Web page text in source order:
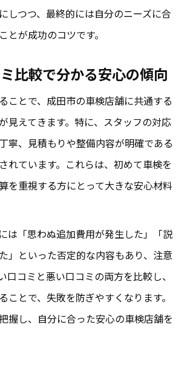
しつつ、最終的には自分のニーズに合
とが成功のコツです。
比較で分かる安心の傾向
ことで、成田市の車検店舗に共通する
見えてきます。特に、スタッフの対応
寧、見積もりや整備内容が明確である
れています。これらは、初めて車検を
を重視する方にとって大きな安心材料
は「思わぬ追加費用が発生した」「説
」といった否定的な内容もあり、注意
口コミと悪い口コミの両方を比較し、
ことで、失敗を防ぎやすくなります。
握し、自分に合った安心の車検店舗を